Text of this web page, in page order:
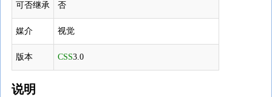
可否继承 否
媒介 视觉
版本 CSS3.0
说明